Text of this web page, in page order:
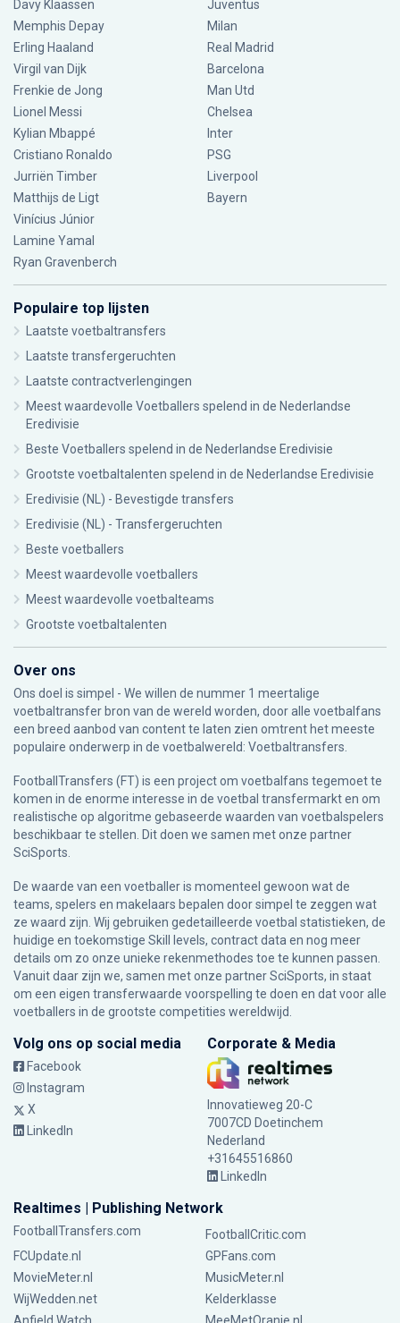
Davy Klaassen
Memphis Depay
Erling Haaland
Virgil van Dijk
Frenkie de Jong
Lionel Messi
Kylian Mbappé
Cristiano Ronaldo
Jurriën Timber
Matthijs de Ligt
Vinícius Júnior
Lamine Yamal
Ryan Gravenberch
Juventus
Milan
Real Madrid
Barcelona
Man Utd
Chelsea
Inter
PSG
Liverpool
Bayern
Populaire top lijsten
Laatste voetbaltransfers
Laatste transfergeruchten
Laatste contractverlengingen
Meest waardevolle Voetballers spelend in de Nederlandse
Eredivisie
Beste Voetballers spelend in de Nederlandse Eredivisie
Grootste voetbaltalenten spelend in de Nederlandse Eredivisie
Eredivisie (NL) - Bevestigde transfers
Eredivisie (NL) - Transfergeruchten
Beste voetballers
Meest waardevolle voetballers
Meest waardevolle voetbalteams
Grootste voetbaltalenten
Over ons
Ons doel is simpel - We willen de nummer 1 meertalige
voetbaltransfer bron van de wereld worden, door alle voetbalfans
een breed aanbod van content te laten zien omtrent het meeste
populaire onderwerp in de voetbalwereld: Voetbaltransfers.
FootballTransfers (FT) is een project om voetbalfans tegemoet te
komen in de enorme interesse in de voetbal transfermarkt en om
realistische op algoritme gebaseerde waarden van voetbalspelers
beschikbaar te stellen. Dit doen we samen met onze partner
SciSports
De waarde van een voetballer is momenteel gewoon wat de
teams, spelers en makelaars bepalen door simpel te zeggen wat
ze waard zijn. Wij gebruiken gedetailleerde voetbal statistieken, de
huidige en toekomstige Skill levels, contract data en nog meer
details om zo onze unieke rekenmethodes toe te kunnen passen.
Vanuit daar zijn we, samen met onze partner SciSports, in staat
om een eigen transferwaarde voorspelling te doen en dat voor alle
voetballers in de grootste competities wereldwijd.
Volg ons op social media
Facebook
Instagram
X
LinkedIn
Corporate & Media
Innovatieweg 20-C
7007CD Doetinchem
Nederland
+31645516860
LinkedIn
Realtimes | Publishing Network
FootballTransfers.com
FootballCritic.com
FCUpdate.nl
GPFans.com
MovieMeter.nl
MusicMeter.nl
WijWedden.net
Kelderklasse